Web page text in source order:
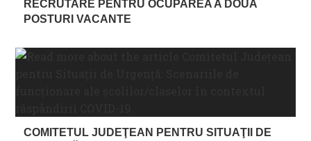
RECRUTARE PENTRU OCUPAREA A DOUĂ
POSTURI VACANTE
COMITETUL JUDEŢEAN PENTRU SITUAŢII DE